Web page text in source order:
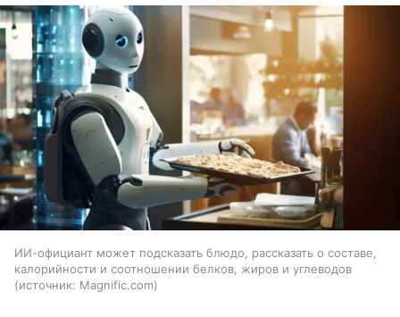
ИИ-официант может подсказать блюдо, рассказать о составе,
калорийности и соотношении белков, жиров и углеводов
источник: Magnific.com